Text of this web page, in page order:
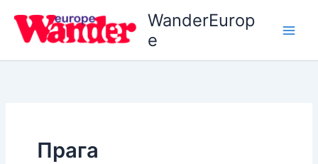
вмісту
WanderEurop
e
Прага